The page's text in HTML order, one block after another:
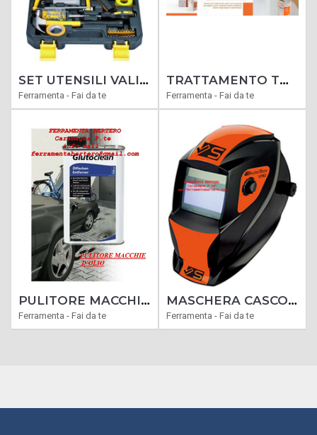
SET UTENSILI VALIGIA VIGOR ART. VAU-V136 PEZZI 136
Ferramenta - Fai da te
TRATTAMENTO TOGLI MUFFA ANTIMUFFA CLINFAST S1 TRATTAMENTO ANTI MUFFA
Ferramenta - Fai da te
PULITORE MACCHIE OLIO GLUTOCLEAN ELIMINA MACCHIE OLIO MOTORE GASOLIO NAFTA GRASSO 500 ML
Ferramenta - Fai da te
MASCHERA CASCO SALDATURA SALDARE SALDATRICE A CASCO SIKUROTECH 12782 MOD.THOR
Ferramenta - Fai da te